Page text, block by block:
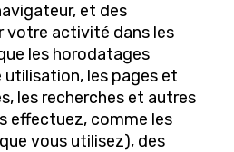
et des
votre activité dans les
les horodatages
utilisation, les pages et
les recherches et autres
effectuez, comme les
vous utilisez), des